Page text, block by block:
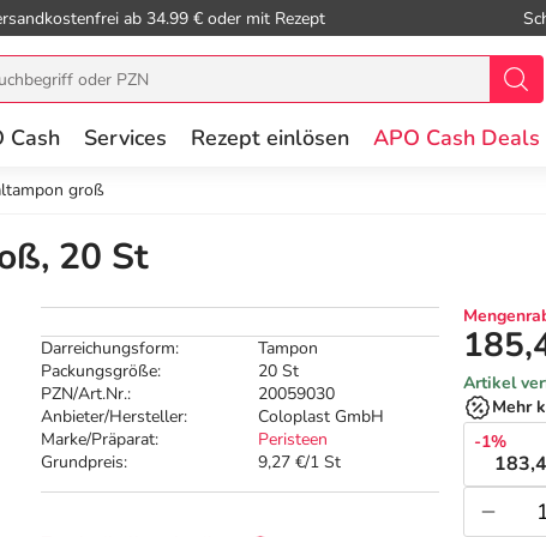
ab 34.99 € oder mit Rezept
Cash Services Rezept einlösen APO Cash Deals
groß
20 St
Darreichungsform:
Tampon
Packungsgröße:
20 St
PZN/Art.Nr.:
20059030
Anbieter/Hersteller:
Coloplast GmbH
Marke/Präparat:
Peristeen
Grundpreis:
9,27 €/1 St
Artikel
Mehr
-1%